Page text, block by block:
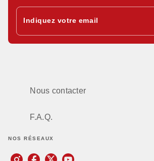
Indiquez votre email
Nous contacter
F.A.Q.
NOS RÉSEAUX